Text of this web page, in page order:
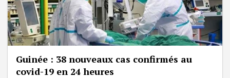
Guinée : 38 nouveaux cas confirmés au
covid-19 en 24 heures